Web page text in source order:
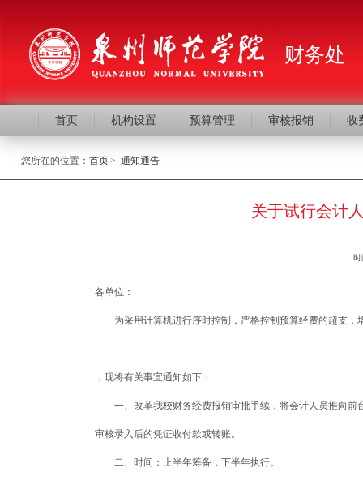
财务处
首页 机构设置 预算管理 审核报销 收
您所在的位置： 首页> 通知通告
关于试行会计
时
各单位：
为采用计算机进行序时控制，严格控制预算经费的超支，
，现将有关事宜通知如下：
一、改革我校财务经费报销审批手续，将会计人员推向前
审核录入后的凭证收付款或转账。
二、时间：上半年筹备，下半年执行。